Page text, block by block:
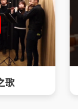
歌